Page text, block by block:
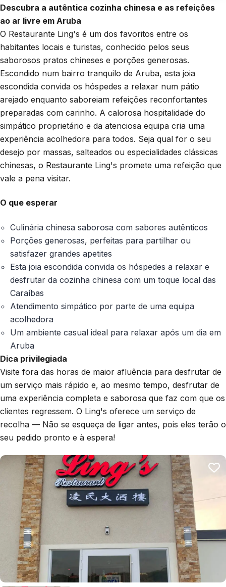
Descubra a autêntica cozinha chinesa e as refeições
ao ar livre em Aruba
O Restaurante Ling's é um dos favoritos entre os
habitantes locais e turistas, conhecido pelos seus
saborosos pratos chineses e porções generosas.
Escondido num bairro tranquilo de Aruba, esta joia
escondida convida os hóspedes a relaxar num pátio
arejado enquanto saboreiam refeições reconfortantes
preparadas com carinho. A calorosa hospitalidade do
simpático proprietário e da atenciosa equipa cria uma
experiência acolhedora para todos. Seja qual for o seu
desejo por massas, salteados ou especialidades clássicas
chinesas, o Restaurante Ling's promete uma refeição que
vale a pena visitar.
O que esperar
Culinária chinesa saborosa com sabores autênticos
Porções generosas, perfeitas para partilhar ou
satisfazer grandes apetites
Esta joia escondida convida os hóspedes a relaxar e
desfrutar da cozinha chinesa com um toque local das
Caraíbas
Atendimento simpático por parte de uma equipa
acolhedora
Um ambiente casual ideal para relaxar após um dia em
Aruba
Dica privilegiada
Visite fora das horas de maior afluência para desfrutar de
um serviço mais rápido e, ao mesmo tempo, desfrutar de
uma experiência completa e saborosa que faz com que os
clientes regressem. O Ling's oferece um serviço de
recolha — Não se esqueça de ligar antes, pois eles terão o
seu pedido pronto e à espera!